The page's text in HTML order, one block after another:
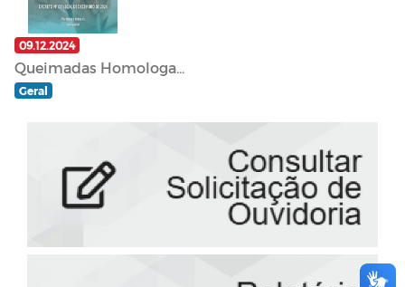
09.12.2024
Queimadas Homologa...
Geral